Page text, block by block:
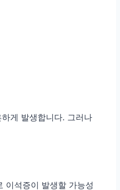
게 발생합니다. 그러나
이석증이 발생할 가능성